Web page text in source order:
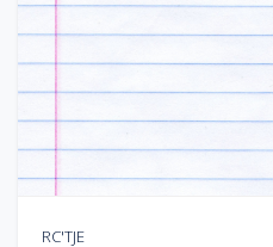
RC'TJE